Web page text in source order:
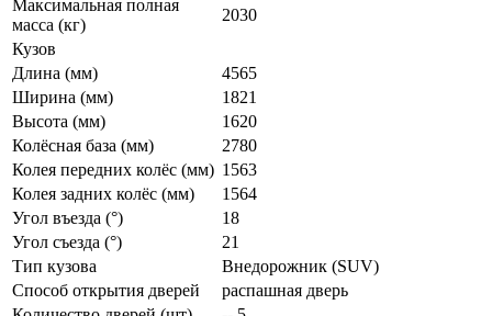
Максимальная полная
масса (кг)
2030
Кузов
Длина (мм)
4565
Ширина (мм)
1821
Высота (мм)
1620
Колёсная база (мм)
2780
Колея передних колёс (мм) 1563
Колея задних колёс (мм)
1564
Угол въезда (°)
18
Угол съезда (°)
21
Тип кузова
Внедорожник (SUV)
Способ открытия дверей
распашная дверь